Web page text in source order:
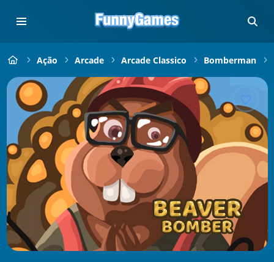
Ação Arcade Arcade Classico Bomberman